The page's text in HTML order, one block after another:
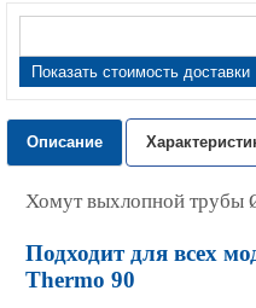
Показать стоимость доставки
Описание
Хомут выхлопной трубы
Подходит для всех
Thermo 90